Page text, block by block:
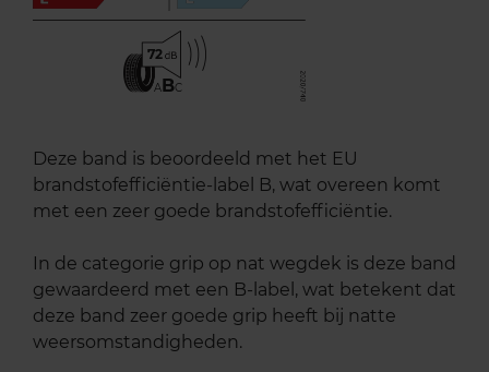
72
ABC
Deze band is beoordeeld met het EU
brandstofefficiëntie-label B, wat overeen komt
met een zeer goede brandstofefficiëntie.
In de categorie grip op nat wegdek is deze band
gewaardeerd met een B-label, wat betekent dat
deze band zeer goede grip heeft bij natte
weersomstandigheden.